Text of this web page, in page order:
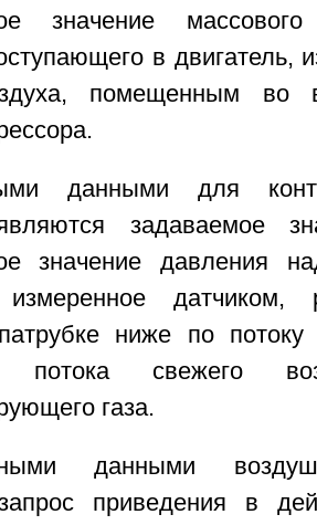
значение
в двигатель,
помещенным во
данными для
задаваемое
значение давления
измеренное датчиком,
ниже по потоку
потока свежего
газа.
данными
приведения в